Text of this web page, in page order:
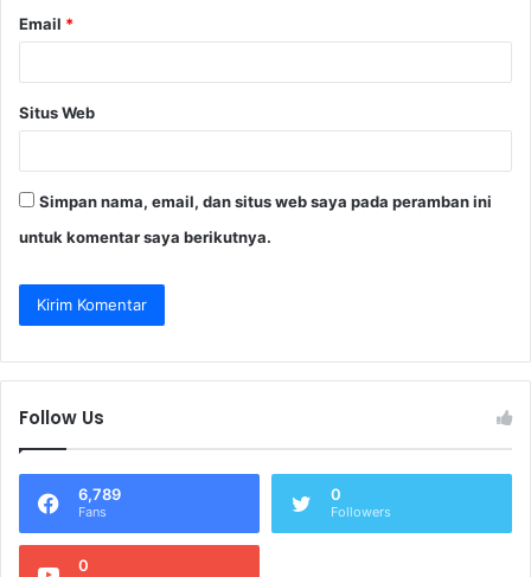
Email *
Situs Web
Simpan nama, email, dan situs web saya pada peramban ini
untuk komentar saya berikutnya.
Follow Us
6,789
Fans
0
Followers
0